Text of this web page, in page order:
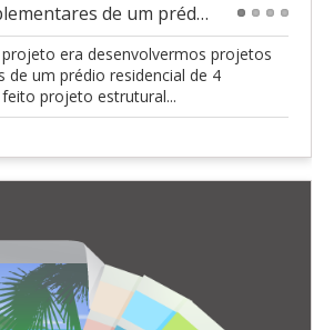
Projetos complementares de um prédio
era desenvolvermos projetos
de um prédio residencial de 4
projeto estrutural...